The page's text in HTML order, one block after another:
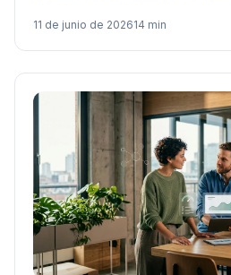
11 de junio de 202614 min